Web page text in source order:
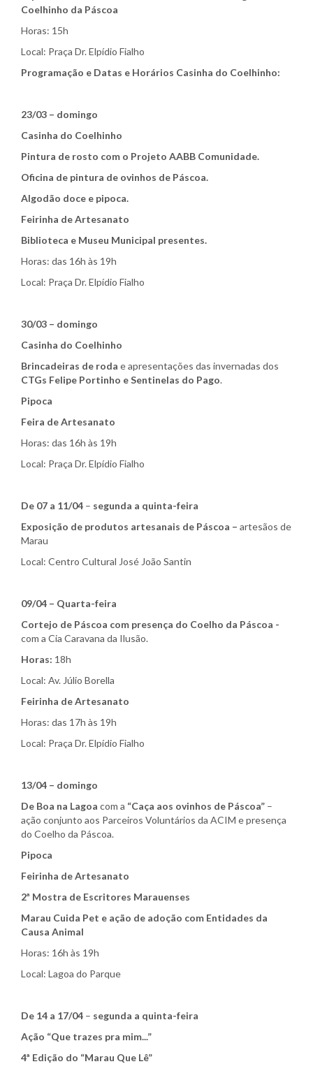
Coelhinho da Páscoa
Horas: 15h
Local: Praça Dr. Elpídio Fialho
Programação e Datas e Horários Casinha do Coelhinho:
23/03 – domingo
Casinha do Coelhinho
Pintura de rosto com o Projeto AABB Comunidade.
Oficina de pintura de ovinhos de Páscoa.
Algodão doce e pipoca.
Feirinha de Artesanato
Biblioteca e Museu Municipal presentes.
Horas: das 16h às 19h
Local: Praça Dr. Elpídio Fialho
30/03 – domingo
Casinha do Coelhinho
Brincadeiras de roda e apresentações das invernadas dos
CTGs Felipe Portinho e Sentinelas do Pago.
Pipoca
Feira de Artesanato
Horas: das 16h às 19h
Local: Praça Dr. Elpídio Fialho
De 07 a 11/04 – segunda a quinta-feira
Exposição de produtos artesanais de Páscoa – artesãos de
Marau
Local: Centro Cultural José João Santin
09/04 – Quarta-feira
Cortejo de Páscoa com presença do Coelho da Páscoa -
com a Cia Caravana da Ilusão.
Horas: 18h
Local: Av. Júlio Borella
Feirinha de Artesanato
Horas: das 17h às 19h
Local: Praça Dr. Elpídio Fialho
13/04 – domingo
De Boa na Lagoa com a “Caça aos ovinhos de Páscoa” –
ação conjunto aos Parceiros Voluntários da ACIM e presença
do Coelho da Páscoa.
Pipoca
Feirinha de Artesanato
2ª Mostra de Escritores Marauenses
Marau Cuida Pet e ação de adoção com Entidades da
Causa Animal
Horas: 16h às 19h
Local: Lagoa do Parque
De 14 a 17/04 – segunda a quinta-feira
Ação “Que trazes pra mim...”
4ª Edição do “Marau Que Lê”